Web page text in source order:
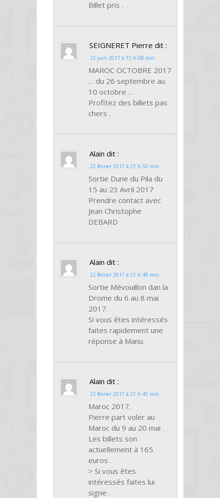
Billet pris .
SEIGNERET Pierre dit :
22 juin 2017 à 15 h 08 min
MAROC OCTOBRE 2017
… du 26 septembre au
10 octobre …
Profitez des billets pas
chers .
Alain dit :
22 février 2017 à 21 h 50 min
Sortie Dune du Pila du
15 au 23 Avril 2017
Prendre contact avec
Jean Christophe
DEBARD
Alain dit :
22 février 2017 à 21 h 48 min
Sortie Mévouillon dan la
Drome du 6 au 8 mai
2017.
Si vous êtes intéressés
faites rapidement une
réponse à Manu.
Alain dit :
22 février 2017 à 21 h 45 min
Maroc 2017.
Pierre part voler au
Maroc du 9 au 20 mai .
Les billets son
actuellement à 165
euros .
> Si vous êtes
intéressés faites lui
signe .